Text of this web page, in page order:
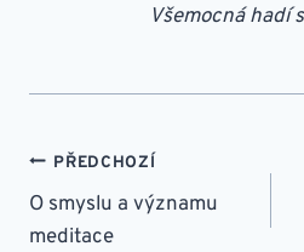
Všemocná hadí
NAVIGACE
PRO
PŘEDCHOZÍ
O smyslu a významu
meditace